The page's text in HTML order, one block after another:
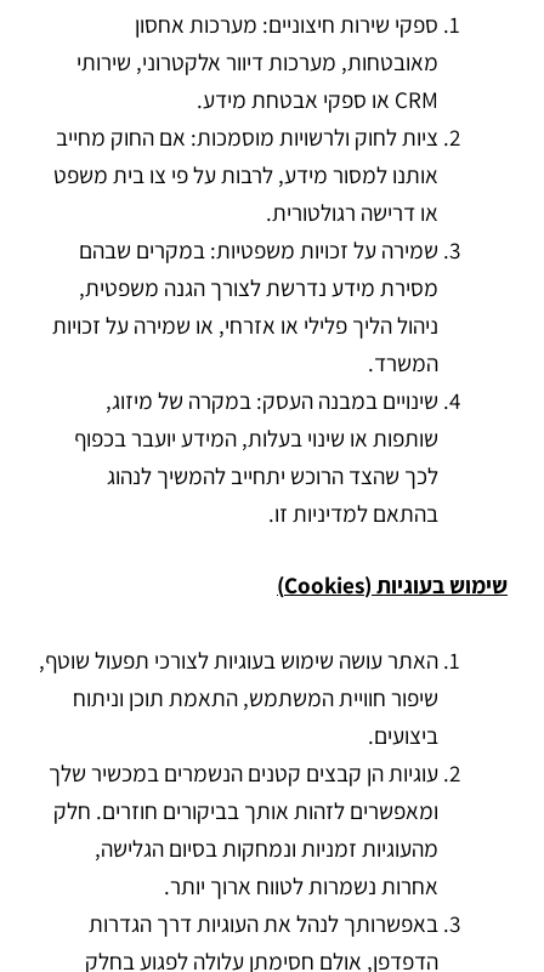
ספקי שירות חיצוניים: מערכות אחסון
מאובטחות, מערכות דיוור אלקטרוני, שירותי
CRM או ספקי אבטחת מידע.
ציות לחוק ולרשויות מוסמכות: אם החוק מחייב
אותנו למסור מידע, לרבות על פי צו בית משפט
או דרישה רגולטורית.
שמירה על זכויות משפטיות: במקרים שבהם
מסירת מידע נדרשת לצורך הגנה משפטית,
ניהול הליך פלילי או אזרחי, או שמירה על זכויות
המשרד.
שינויים במבנה העסק: במקרה של מיזוג,
שותפות או שינוי בעלות, המידע יועבר בכפוף
לכך שהצד הרוכש יתחייב להמשיך לנהוג
בהתאם למדיניות זו.
שימוש בעוגיות (Cookies
)
האתר עושה שימוש בעוגיות לצורכי תפעול שוטף,
שיפור חוויית המשתמש, התאמת תוכן וניתוח
ביצועים.
עוגיות הן קבצים קטנים הנשמרים במכשיר שלך
ומאפשרים לזהות אותך בביקורים חוזרים. חלק
מהעוגיות זמניות ונמחקות בסיום הגלישה,
אחרות נשמרות לטווח ארוך יותר.
באפשרותך לנהל את העוגיות דרך הגדרות
הדפדפן, אולם חסימתן עלולה לפגוע בחלק